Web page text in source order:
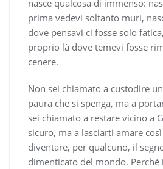
nasce qualcosa di immenso:
prima vedevi soltanto muri,
dove pensavi ci fosse solo
proprio là dove temevi fosse
cenere.
Non sei chiamato a custodire
paura che si spenga, ma a
sei chiamato a restare vicino a
sicuro, ma a lasciarti amare
diventare, per qualcuno, il
dimenticato del mondo. Perché